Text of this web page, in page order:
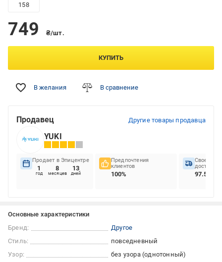
158
749 ₴/шт.
КУПИТЬ
В желания В сравнение
Продавец Другие товары продавца
YUKI
Продает в Эпицентре
1
год
8
месяцев
13
дней
Предпочтения
клиентов
100%
доставок
97.53%
Основные характеристики
Бренд:
Другое
Стиль:
повседневный
Узор:
без узора (однотонный)